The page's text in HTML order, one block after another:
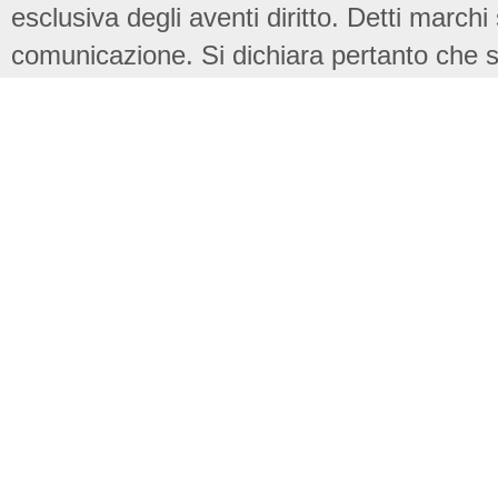
esclusiva degli aventi diritto. Detti
comunicazione. Si dichiara pertanto che